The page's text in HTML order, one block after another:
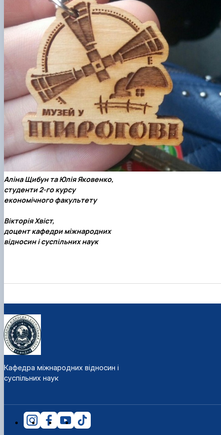
Аліна Щибун та Юлія Яковенко,
студенти 2-го курсу
економічного факультету
Вікторія Хвіст,
доцент кафедри міжнародних
відносин і суспільних наук
Кафедра міжнародних відносин і
суспільних наук